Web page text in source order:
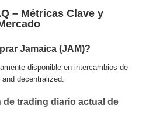
– Métricas Clave y
Jamaica (JAM)?
disponible en intercambios de
decentralized.
de trading diario actual de